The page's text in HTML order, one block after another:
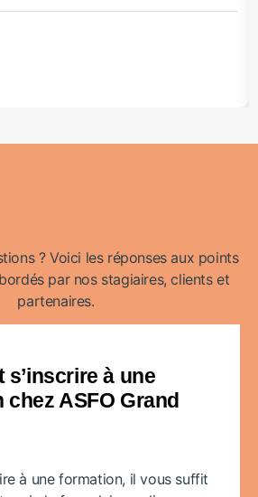
? Voici les réponses aux points
par nos stagiaires, clients et
partenaires.
s’inscrire à une
ASFO Grand
à une formation, il vous suffit